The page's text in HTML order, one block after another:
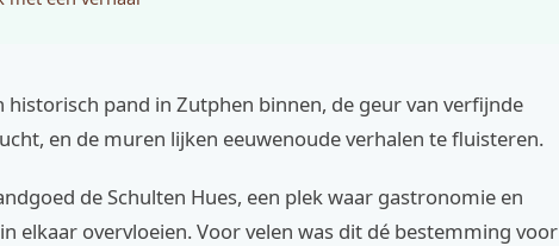
historisch pand in Zutphen binnen, de geur van verfijnde
en de muren lijken eeuwenoude verhalen te fluisteren.
de Schulten Hues, een plek waar gastronomie en
elkaar overvloeien. Voor velen was dit dé bestemming voor